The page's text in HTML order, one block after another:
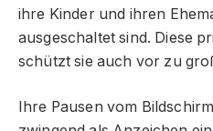
ihre Kinder und ihren
ausgeschaltet sind. Diese
schützt sie auch vor zu
Ihre Pausen vom